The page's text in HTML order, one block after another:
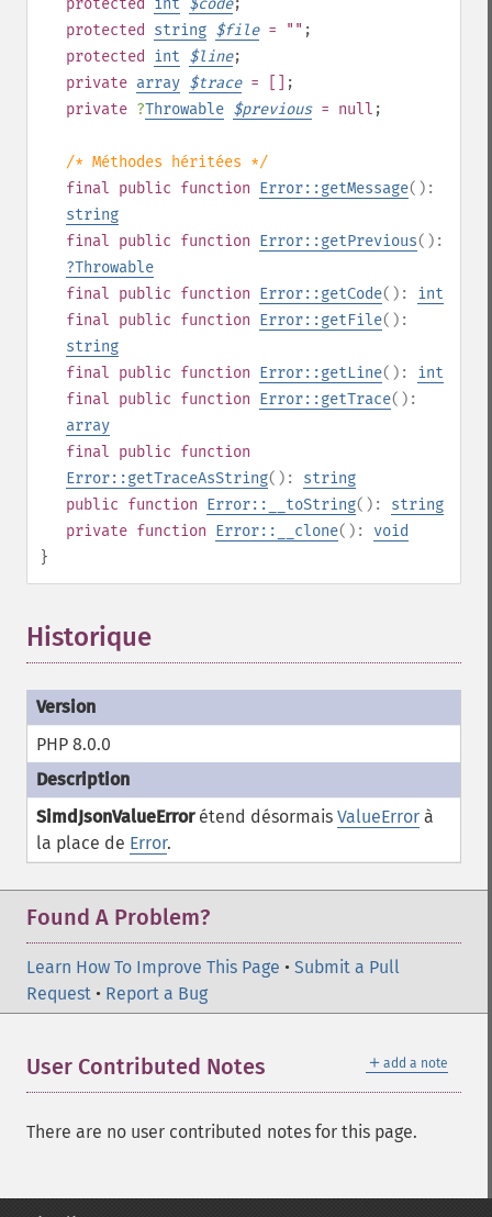
protected
int $code;
protected
string $file= "" ;
protected
int $line;
private array $trace= []
;
private ?Throwable $previous= null ;
/* Méthodes héritées */
final public function Error::getMessage():
string
final public function Error::getPrevious():
?Throwable
final public function Error::getCode(): int
final public function Error::getFile():
string
final public function Error::getLine(): int
final public function Error::getTrace():
array
final public function
Error::getTraceAsString(): string
public function Error::__toString(): string
private function Error::__clone(): void
}
Historique
PHP 8.0.0
SimdJsonValueErrorétend désormais ValueError à
la place de Error.
Found A Problem?
Learn How To Improve This Page • Submit a Pull
Request • Report a Bug
＋ add a note
User Contributed Notes
There are no user contributed notes for this page.